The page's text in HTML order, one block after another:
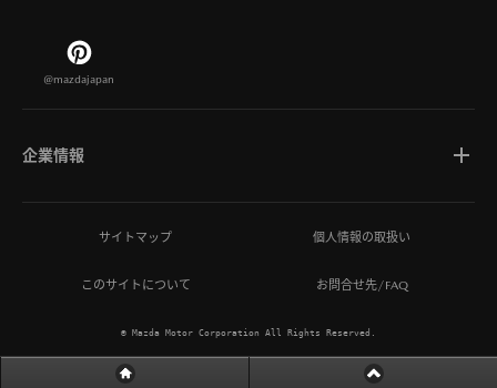
@mazdajapan
企業情報
マツダについて
ひとを想う価値創造
サイトマップ 個人情報の取扱い
このサイトについて お問合せ先/FAQ
© Mazda Motor Corporation All Rights Reserved.